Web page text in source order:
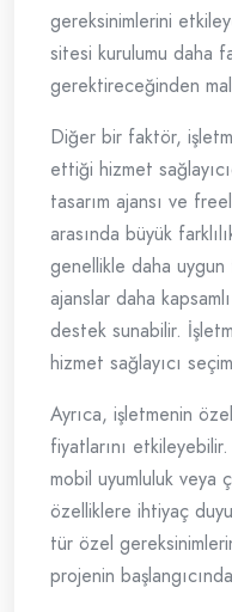
gereksinimlerini
sitesi kurulumu daha
gerektireceğinden
Diğer bir faktör,
ettiği hizmet
tasarım ajansı ve
arasında büyük
genellikle daha
ajanslar daha
destek sunabilir.
hizmet sağlayıcı
Ayrıca, işletmenin
fiyatlarını
mobil uyumluluk
özelliklere ihtiyaç
tür özel
projenin